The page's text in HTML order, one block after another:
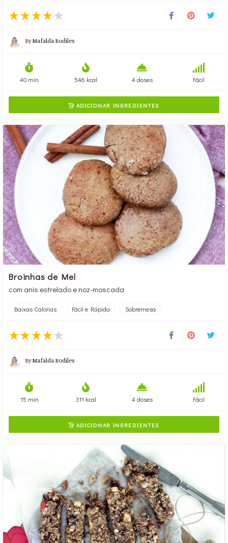
ByMafalda Rodiles
40 min 546 kcal 4 doses Fácil
ADICIONAR INGREDIENTES
Broinhas de Mel
com anis estrelado e noz-moscada
Baixas Calorias Fácil e Rápida Sobremesa
ByMafalda Rodiles
15 min 311 kcal 4 doses Fácil
ADICIONAR INGREDIENTES